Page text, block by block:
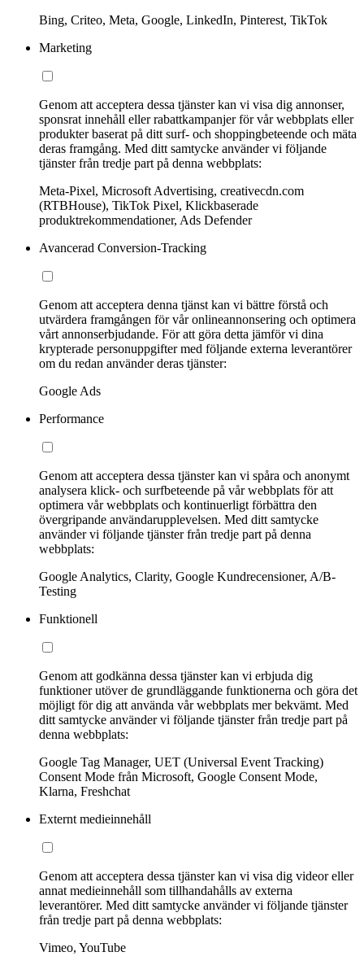
Bing, Criteo, Meta, Google, LinkedIn, Pinterest, TikTok
Marketing
Genom att acceptera dessa tjänster kan vi visa dig annonser,
sponsrat innehåll eller rabattkampanjer för vår webbplats eller
produkter baserat på ditt surf- och shoppingbeteende och mäta
deras framgång. Med ditt samtycke använder vi följande
tjänster från tredje part på denna webbplats:
Meta-Pixel, Microsoft Advertising, creativecdn.com
(RTBHouse), TikTok Pixel, Klickbaserade
produktrekommendationer, Ads Defender
Avancerad Conversion-Tracking
Genom att acceptera denna tjänst kan vi bättre förstå och
utvärdera framgången för vår onlineannonsering och optimera
vårt annonserbjudande. För att göra detta jämför vi dina
krypterade personuppgifter med följande externa leverantörer
om du redan använder deras tjänster:
Google Ads
Performance
Genom att acceptera dessa tjänster kan vi spåra och anonymt
analysera klick- och surfbeteende på vår webbplats för att
optimera vår webbplats och kontinuerligt förbättra den
övergripande användarupplevelsen. Med ditt samtycke
använder vi följande tjänster från tredje part på denna
webbplats:
Google Analytics, Clarity, Google Kundrecensioner, A/B-
Testing
Funktionell
Genom att godkänna dessa tjänster kan vi erbjuda dig
funktioner utöver de grundläggande funktionerna och göra det
möjligt för dig att använda vår webbplats mer bekvämt. Med
ditt samtycke använder vi följande tjänster från tredje part på
denna webbplats:
Google Tag Manager, UET (Universal Event Tracking)
Consent Mode från Microsoft, Google Consent Mode,
Klarna, Freshchat
Externt medieinnehåll
Genom att acceptera dessa tjänster kan vi visa dig videor eller
annat medieinnehåll som tillhandahålls av externa
leverantörer. Med ditt samtycke använder vi följande tjänster
från tredje part på denna webbplats:
Vimeo, YouTube